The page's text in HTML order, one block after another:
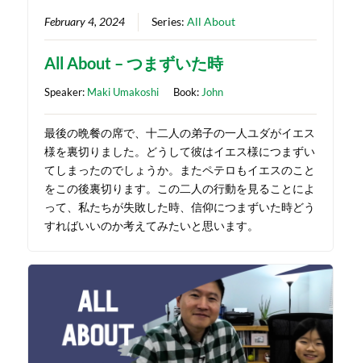
February 4, 2024 Series:All About
All About – つまずいた時
Speaker: Maki Umakoshi Book: John
最後の晩餐の席で、十二人の弟子の一人ユダがイエス
様を裏切りました。どうして彼はイエス様につまずい
てしまったのでしょうか。またペテロもイエスのこと
をこの後裏切ります。この二人の行動を見ることによ
って、私たちが失敗した時、信仰につまずいた時どう
すればいいのか考えてみたいと思います。